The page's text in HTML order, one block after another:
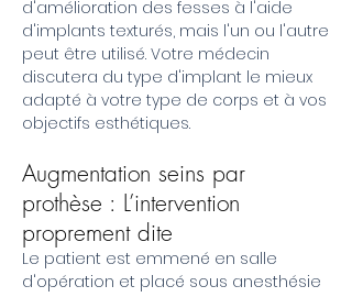
d'amélioration des fesses à l'aide
d'implants texturés, mais l'un ou l'autre
peut être utilisé. Votre médecin
discutera du type d'implant le mieux
adapté à votre type de corps et à vos
objectifs esthétiques.
Augmentation seins par
prothèse : L’intervention
proprement dite
Le patient est emmené en salle
d'opération et placé sous anesthésie